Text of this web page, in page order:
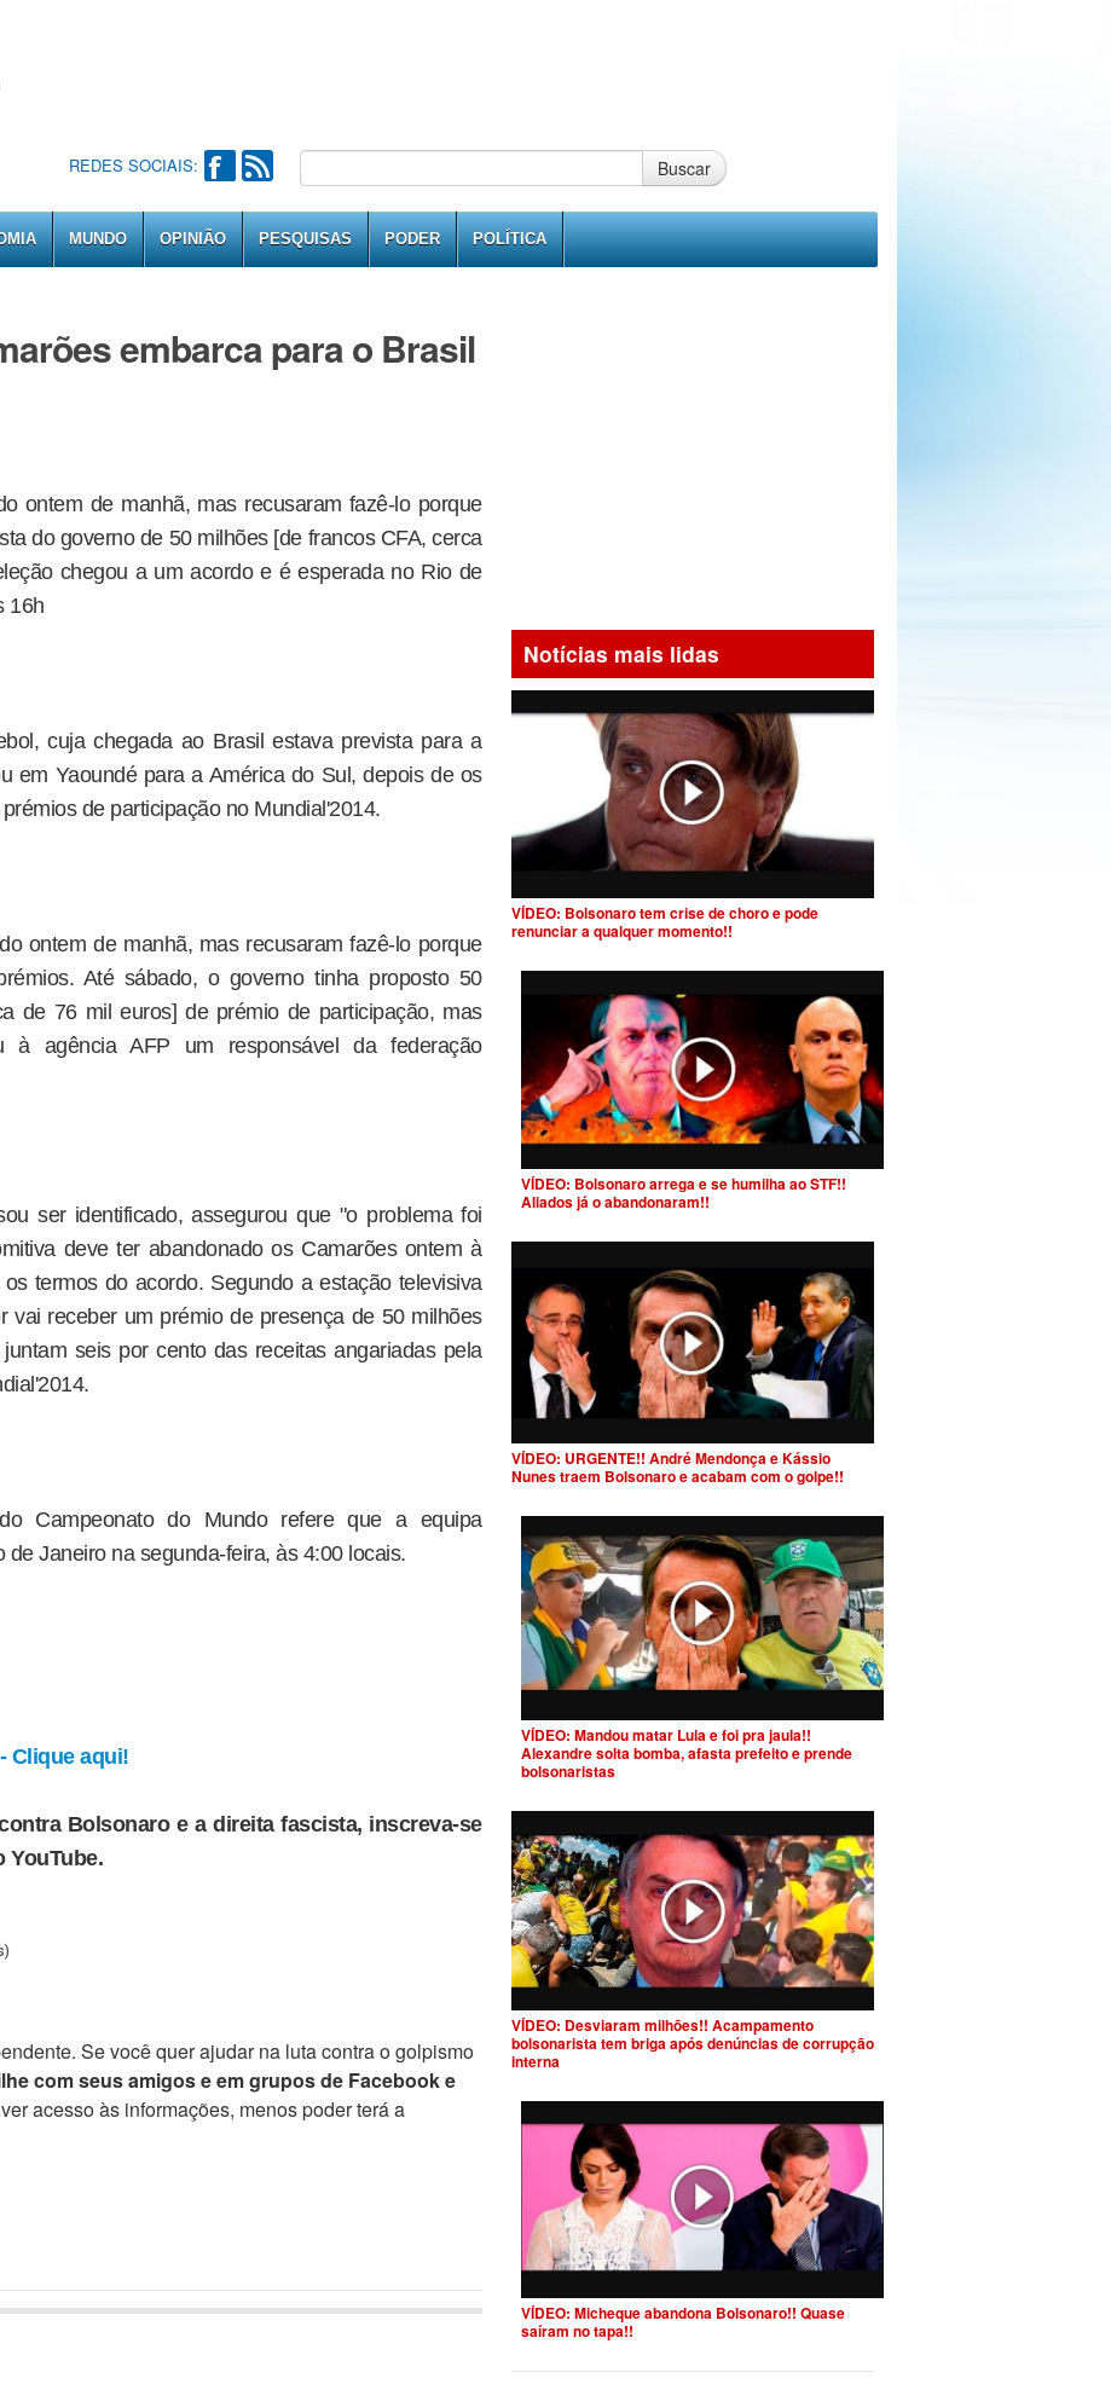
REDES SOCIAIS: Buscar
MUNDO OPINIÃO PESQUISAS PODER POLÍTICA
embarca para o Brasil
ontem de manhã, mas recusaram fazê-lo porque
do governo de 50 milhões [de francos CFA, cerca
chegou a um acordo e é esperada no Rio de
16h
cuja chegada ao Brasil estava prevista para a
em Yaoundé para a América do Sul, depois de os
de participação no Mundial'2014.
ontem de manhã, mas recusaram fazê-lo porque
Até sábado, o governo tinha proposto 50
de 76 mil euros] de prémio de participação, mas
à agência AFP um responsável da federação
ser identificado, assegurou que "o problema foi
deve ter abandonado os Camarões ontem à
termos do acordo. Segundo a estação televisiva
vai receber um prémio de presença de 50 milhões
seis por cento das receitas angariadas pela
Campeonato do Mundo refere que a equipa
Janeiro na segunda-feira, às 4:00 locais.
Clique aqui!
Bolsonaro e a direita fascista, inscreva-se
YouTube.
Se você quer ajudar na luta contra o golpismo
com seus amigos e em grupos de Facebook e
acesso às informações, menos poder terá a
Notícias mais lidas
VÍDEO: Bolsonaro tem crise de choro e pode
renunciar a qualquer momento!!
VÍDEO: Bolsonaro arrega e se humilha ao STF!!
Aliados já o abandonaram!!
VÍDEO: URGENTE!! André Mendonça e Kássio
Nunes traem Bolsonaro e acabam com o golpe!!
VÍDEO: Mandou matar Lula e foi pra jaula!!
Alexandre solta bomba, afasta prefeito e prende
bolsonaristas
VÍDEO: Desviaram milhões!! Acampamento
bolsonarista tem briga após denúncias de corrupção
interna
VÍDEO: Micheque abandona Bolsonaro!! Quase
saíram no tapa!!